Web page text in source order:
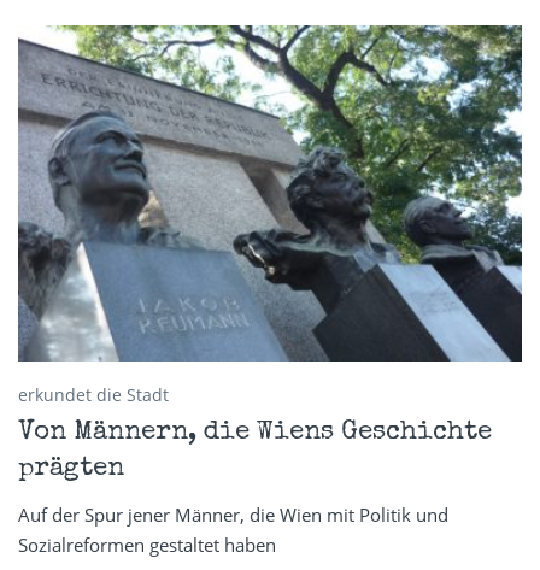
erkundet die Stadt
Von Männern, die Wiens Geschichte
prägten
Auf der Spur jener Männer, die Wien mit Politik und
Sozialreformen gestaltet haben